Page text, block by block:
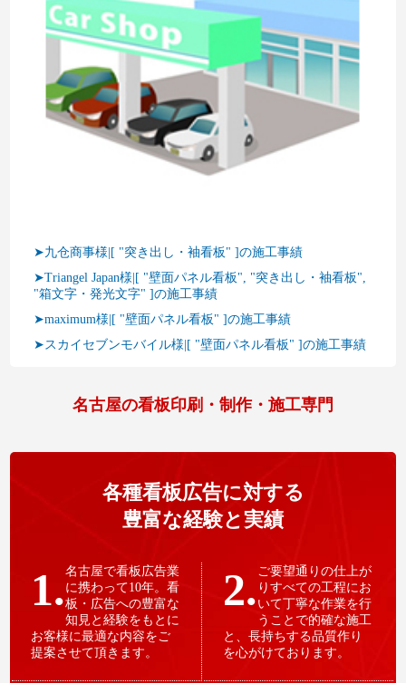
➤九仓商事様|[ "突き出し・袖看板" ]の施工事績
➤Triangel Japan様|[ "壁面パネル看板", "突き出し・袖看板",
"箱文字・発光文字" ]の施工事績
➤maximum様|[ "壁面パネル看板" ]の施工事績
➤スカイセブンモバイル様|[ "壁面パネル看板" ]の施工事績
名古屋の看板印刷・制作・施工専門
各種看板広告に対する
豊富な経験と実績
1.名古屋で看板広告業
に携わって10年。看
板・広告への豊富な
知見と経験をもとに
お客様に最適な内容をご
提案させて頂きます。
2. ご要望通りの仕上が
りすべての工程にお
いて丁寧な作業を行
うことで的確な施工
と、長持ちする品質作り
を心がけております。